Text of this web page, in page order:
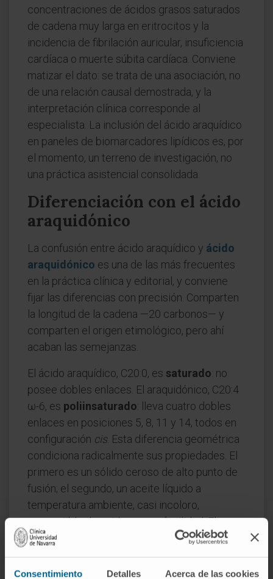
Consentimiento Detalles Acerca de las cookies
concentraciones de ácidos grasos saturados
de cadena muy larga en eritrocitos y la
incidencia de fibrilación auricular, insuficiencia
cardíaca o muerte súbita cardíaca. Conviene
matizar el dato: se trata de una asociación, no
de una relación causal demostrada, y la
interpretación clínica corresponde al
especialista. La inclusión del ácido araquídico
en paneles de biomarcadores lipídicos es, por
el momento, un terreno de investigación, no
una práctica asistencial consolidada.
Diferenciación con el ácido
araquidónico
La confusión entre ácido araquídico y ácido
araquidónico es una de las más frecuentes
en la práctica clínica y editorial, y conviene
fijar las diferencias con precisión. Comparten
la longitud de la cadena —20 carbonos— y
comparten el origen etimológico, pero ahí
acaban las semejanzas.
El ácido araquídico, C20:0, es saturado: no
posee dobles enlaces. El araquidónico, C20:4
ω-6, es poliinsaturado: lleva cuatro dobles
enlaces en posiciones 5, 8, 11 y 14, todos en
configuración cis. Esta diferencia geométrica
condiciona radicalmente sus propiedades. El
primero es un sólido ceroso de alto punto de
fusión; el segundo, un aceite líquido a
temperatura ambiente, casi incoloro,
susceptible de oxidarse con facilidad. El
primero es un constituyente estructural
minoritario y energético; el segundo es el
precursor central de los
eicosanoides —